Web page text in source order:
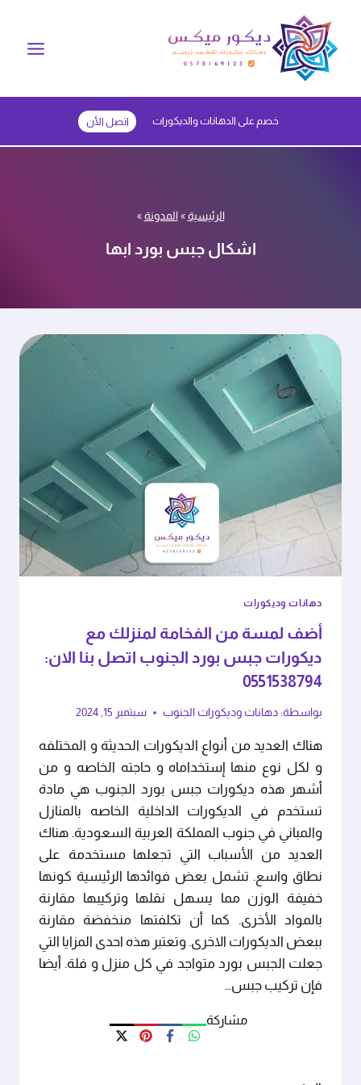
المحتوى
خصم على الدهانات والديكورات اتصل الأن
الرئيسية»المدونة»
اشكال جبس بورد ابها
دهانات وديكورات
أضف لمسة من الفخامة لمنزلك مع
ديكورات جبس بورد الجنوب اتصل بنا الان:
0551538794
بواسطة: دهانات وديكورات الجنوب سبتمبر 15, 2024
هناك العديد من أنواع الديكورات الحديثة و المختلفه
و لكل نوع منها إستخداماه و حاجته الخاصه و من
أشهر هذه ديكورات جبس بورد الجنوب هي مادة
تستخدم في الديكورات الداخلية الخاصه بالمنازل
والمباني في جنوب المملكة العربية السعودية. هناك
العديد من الأسباب التي تجعلها مستخدمة على
نطاق واسع. تشمل بعض فوائدها الرئيسية كونها
خفيفة الوزن مما يسهل نقلها وتركيبها مقارنة
بالمواد الأخرى. كما أن تكلفتها منخفضة مقارنة
ببعض الديكورات الاخرى. وتعتبر هذه احدى المزايا التي
جعلت الجبس بورد متواجد في كل منزل و فلة. أيضا
فإن تركيب جبس…
مشاركة